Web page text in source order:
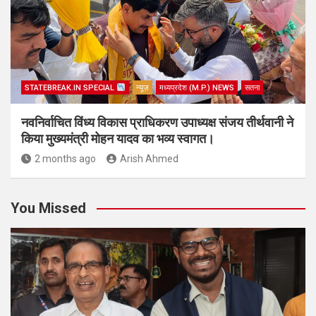
STATEBREAK.IN SPECIAL न्यूज़ मध्यप्रदेश (M.P.) NEWS सतना
नवनिर्वाचित विंध्य विकास प्राधिकरण उपाध्यक्ष संजय तीर्थवानी ने
किया मुख्यमंत्री मोहन यादव का भव्य स्वागत।
2 months ago Arish Ahmed
You Missed